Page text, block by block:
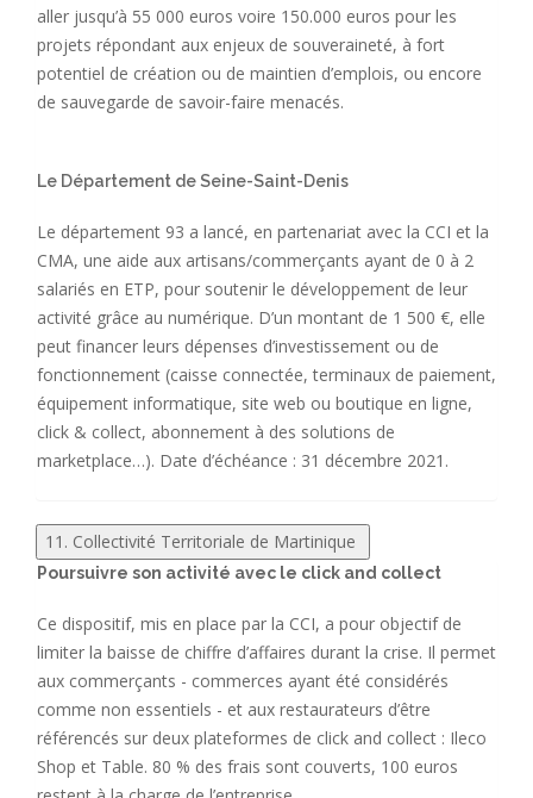
aller jusqu’à 55 000 euros voire 150.000 euros pour les
projets répondant aux enjeux de souveraineté, à fort
potentiel de création ou de maintien d’emplois, ou encore
de sauvegarde de savoir-faire menacés.
Le Département de Seine-Saint-Denis
Le département 93 a lancé, en partenariat avec la CCI et la
CMA, une aide aux artisans/commerçants ayant de 0 à 2
salariés en ETP, pour soutenir le développement de leur
activité grâce au numérique. D’un montant de 1 500 €, elle
peut financer leurs dépenses d’investissement ou de
fonctionnement (caisse connectée, terminaux de paiement,
équipement informatique, site web ou boutique en ligne,
click & collect, abonnement à des solutions de
marketplace…). Date d’échéance : 31 décembre 2021.
11. Collectivité Territoriale de Martinique
Poursuivre son activité avec le click and collect
Ce dispositif, mis en place par la CCI, a pour objectif de
limiter la baisse de chiffre d’affaires durant la crise. Il permet
aux commerçants - commerces ayant été considérés
comme non essentiels - et aux restaurateurs d’être
référencés sur deux plateformes de click and collect : Ileco
Shop et Table. 80 % des frais sont couverts, 100 euros